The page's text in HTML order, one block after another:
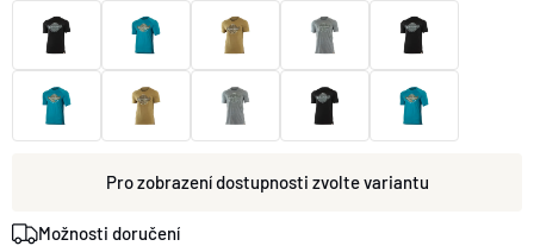
O nás
Moje objednávka
zvolte variantu
Možnosti doručení